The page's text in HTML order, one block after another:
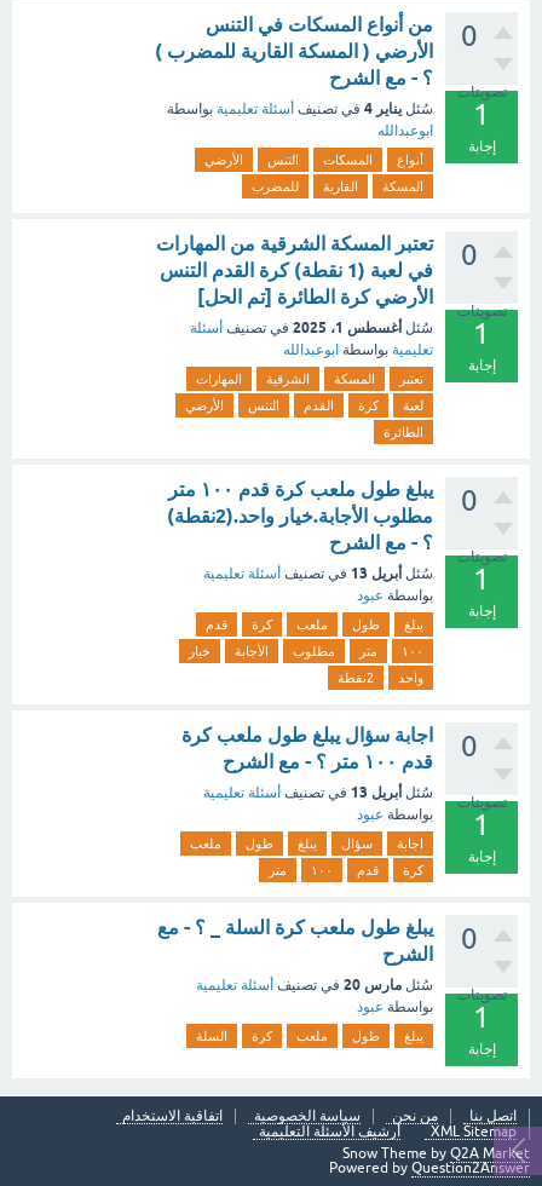
0
تصويتات
1
إجابة
من أنواع المسكات في التنس
الأرضي ( المسكة القارية للمضرب )
؟ - مع الشرح
سُئل يناير 4 في تصنيف أسئلة تعليمية بواسطة
ابوعبدالله
أنواع المسكات التنس
الأرضي
المسكة
القارية للمضرب
0
تصويتات
1
إجابة
تعتبر المسكة الشرقية من المهارات
في لعبة (1 نقطة) كرة القدم التنس
الأرضي كرة الطائرة [تم الحل]
سُئل أغسطس 1، 2025 في تصنيف أسئلة
تعليمية بواسطة ابوعبدالله
تعتبر المسكة الشرقية
المهارات
لعبة
كرة القدم التنس
الأرضي
الطائرة
0
تصويتات
1
إجابة
يبلغ طول ملعب كرة قدم ١٠٠ متر
مطلوب الأجابة.خيار واحد.(2نقطة)
؟ - مع الشرح
سُئل أبريل 13 في تصنيف أسئلة تعليمية
بواسطة عبود
يبلغ طول ملعب كرة
قدم
١٠٠
متر مطلوب الأجابة
خيار
واحد
2نقطة
0
تصويتات
1
إجابة
اجابة سؤال يبلغ طول ملعب كرة
قدم ١٠٠ متر ؟ - مع الشرح
سُئل أبريل 13 في تصنيف أسئلة تعليمية
بواسطة عبود
اجابة سؤال يبلغ طول
ملعب
كرة
قدم ١٠٠ متر
0
تصويتات
1
إجابة
يبلغ طول ملعب كرة السلة _ ؟ - مع
الشرح
سُئل مارس 20 في تصنيف أسئلة تعليمية
بواسطة عبود
يبلغ طول ملعب كرة السلة
اتصل بنا من نحن سياسة الخصوصية
اتفاقية الاستخدام
XML Sitemap
أرشيف الأسئلة التعليمية
Snow Theme by Q2A Market
Powered by Question2Answer